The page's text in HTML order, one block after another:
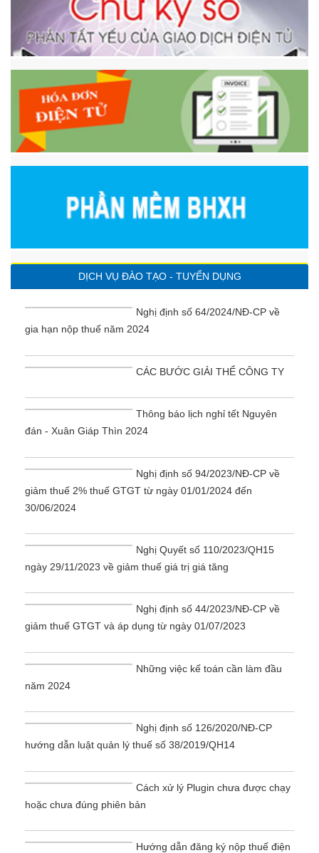
DỊCH VỤ ĐÀO TẠO - TUYỂN DỤNG
Nghị định số 64/2024/NĐ-CP về
gia hạn nộp thuế năm 2024
CÁC BƯỚC GIẢI THỂ CÔNG TY
Thông báo lịch nghỉ tết Nguyên
đán - Xuân Giáp Thìn 2024
Nghị định số 94/2023/NĐ-CP về
giảm thuế 2% thuế GTGT từ ngày 01/01/2024 đến
30/06/2024
Nghị Quyết số 110/2023/QH15
ngày 29/11/2023 về giảm thuế giá trị giá tăng
Nghị định số 44/2023/NĐ-CP về
giảm thuế GTGT và áp dụng từ ngày 01/07/2023
Những việc kế toán cần làm đầu
năm 2024
Nghị định số 126/2020/NĐ-CP
hướng dẫn luật quản lý thuế số 38/2019/QH14
Cách xử lý Plugin chưa được chạy
hoặc chưa đúng phiên bản
Hướng dẫn đăng ký nộp thuế điện